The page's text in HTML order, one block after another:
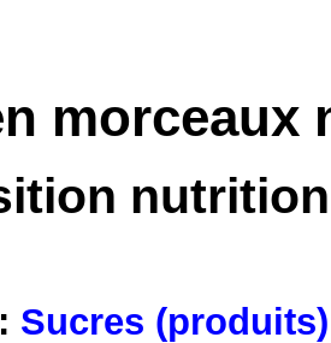
morceaux
Sucres (produits)